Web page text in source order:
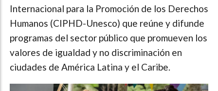
Internacional para la Promoción de los Derechos
Humanos (CIPHD-Unesco) que reúne y difunde
programas del sector público que promueven los
valores de igualdad y no discriminación en
ciudades de América Latina y el Caribe.